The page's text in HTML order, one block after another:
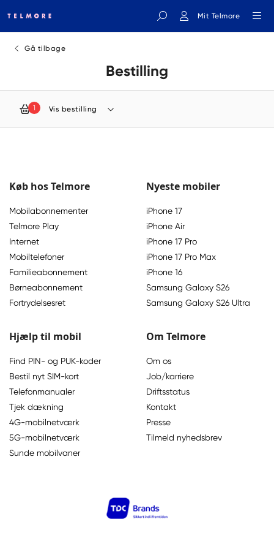
Mit Telmore
Indtast søgeord
Gå tilbage
Bestilling
1 Vis bestilling
Køb hos Telmore
Mobilabonnementer
Telmore Play
Internet
Mobiltelefoner
Familieabonnement
Børneabonnement
Fortrydelsesret
Nyeste mobiler
iPhone 17
iPhone Air
iPhone 17 Pro
iPhone 17 Pro Max
iPhone 16
Samsung Galaxy S26
Samsung Galaxy S26 Ultra
Hjælp til mobil
Find PIN- og PUK-koder
Bestil nyt SIM-kort
Telefonmanualer
Tjek dækning
4G-mobilnetværk
5G-mobilnetværk
Sunde mobilvaner
Om Telmore
Om os
Job/karriere
Driftsstatus
Kontakt
Presse
Tilmeld nyhedsbrev